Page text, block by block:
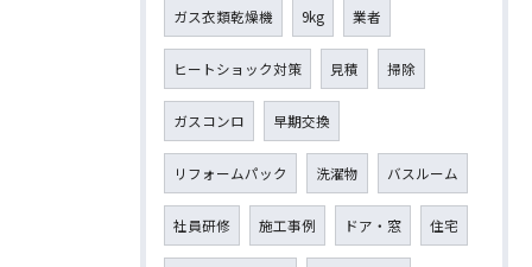
ガス衣類乾燥機 9kg 業者
ヒートショック対策 見積 掃除
ガスコンロ 早期交換
リフォームパック 洗濯物 バスルーム
社員研修 施工事例 ドア・窓 住宅